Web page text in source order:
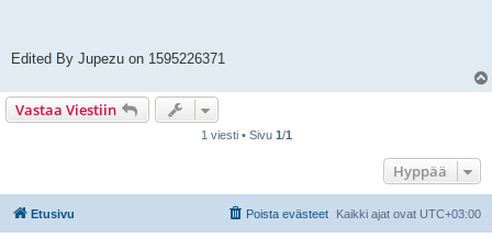
Edited By Jupezu on 1595226371
Vastaa Viestiin
1 viesti • Sivu 1/1
Hyppää
Etusivu Kaikki ajat ovat UTC+03:00
Poista evästeet